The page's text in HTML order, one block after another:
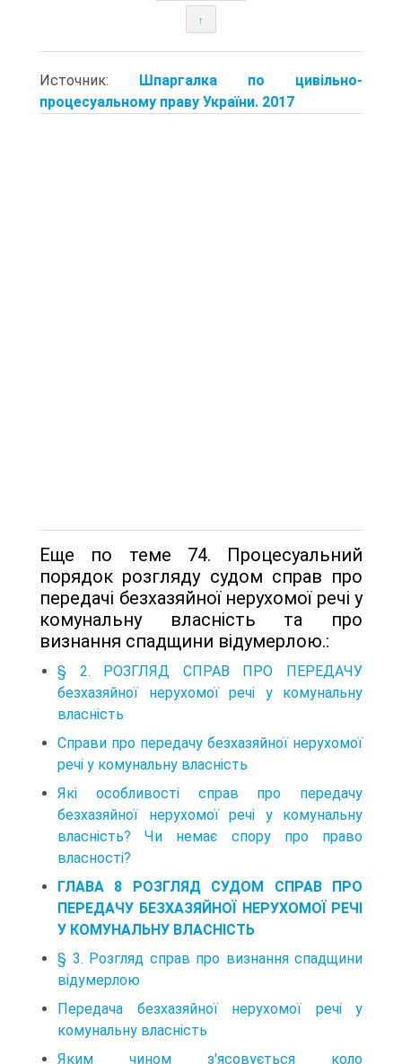
↑
Источник: Шпаргалка по цивільно-
процесуальному праву України. 2017
Еще по теме 74. Процесуальний
порядок розгляду судом справ про
передачі безхазяйної нерухомої речі у
комунальну власність та про
визнання спадщини відумерлою.:
§ 2. РОЗГЛЯД СПРАВ ПРО ПЕРЕДАЧУ
безхазяйної нерухомої речі у комунальну
власність
Справи про передачу безхазяйної нерухомої
речі у комунальну власність
Які особливості справ про передачу
безхазяйної нерухомої речі у комунальну
власність? Чи немає спору про право
власності?
ГЛАВА 8 РОЗГЛЯД СУДОМ СПРАВ ПРО
ПЕРЕДАЧУ БЕЗХАЗЯЙНОЇ НЕРУХОМОЇ РЕЧІ
У КОМУНАЛЬНУ ВЛАСНІСТЬ
§ 3. Розгляд справ про визнання спадщини
відумерлою
Передача безхазяйної нерухомої речі у
комунальну власність
Яким чином з'ясовується коло